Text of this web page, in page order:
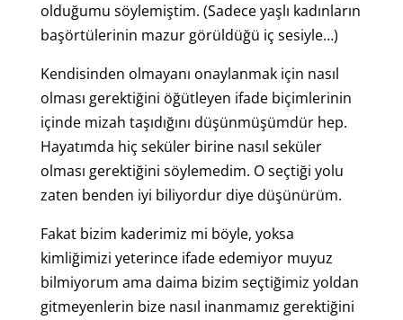
olduğumu söylemiştim. (Sadece yaşlı kadınların
başörtülerinin mazur görüldüğü iç sesiyle…)
Kendisinden olmayanı onaylanmak için nasıl
olması gerektiğini öğütleyen ifade biçimlerinin
içinde mizah taşıdığını düşünmüşümdür hep.
Hayatımda hiç seküler birine nasıl seküler
olması gerektiğini söylemedim. O seçtiği yolu
zaten benden iyi biliyordur diye düşünürüm.
Fakat bizim kaderimiz mi böyle, yoksa
kimliğimizi yeterince ifade edemiyor muyuz
bilmiyorum ama daima bizim seçtiğimiz yoldan
gitmeyenlerin bize nasıl inanmamız gerektiğini